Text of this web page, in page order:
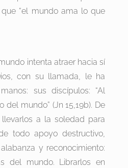
“el mundo ama lo que
intenta atraer hacia sí
con su llamada, le ha
sus discípulos: “Al
del mundo” (Jn 15,19b). De
a la soledad para
todo apoyo destructivo,
y reconocimiento:
del mundo. Librarlos en